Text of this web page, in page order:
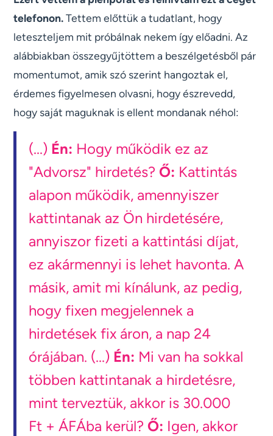
telefonon.Tettem előttük a tudatlant, hogy
leteszteljem mit próbálnak nekem így előadni. Az
alábbiakban összegyűjtöttem a beszélgetésből pár
momentumot, amik szó szerint hangoztak el,
érdemes figyelmesen olvasni, hogy észrevedd,
hogy saját maguknak is ellent mondanak néhol:
(...) Én: Hogy működik ez az
"Advorsz" hirdetés?Ő: Kattintás
alapon működik, amennyiszer
kattintanak az Ön hirdetésére,
annyiszor fizeti a kattintási díjat,
ez akármennyi is lehet havonta. A
másik, amit mi kínálunk, az pedig,
hogy fixen megjelennek a
hirdetések fix áron, a nap 24
órájában. (...) Én: Mi van ha sokkal
többen kattintanak a hirdetésre,
mint terveztük, akkor is 30.000
Ft + ÁFÁba kerül?Ő: Igen, akkor